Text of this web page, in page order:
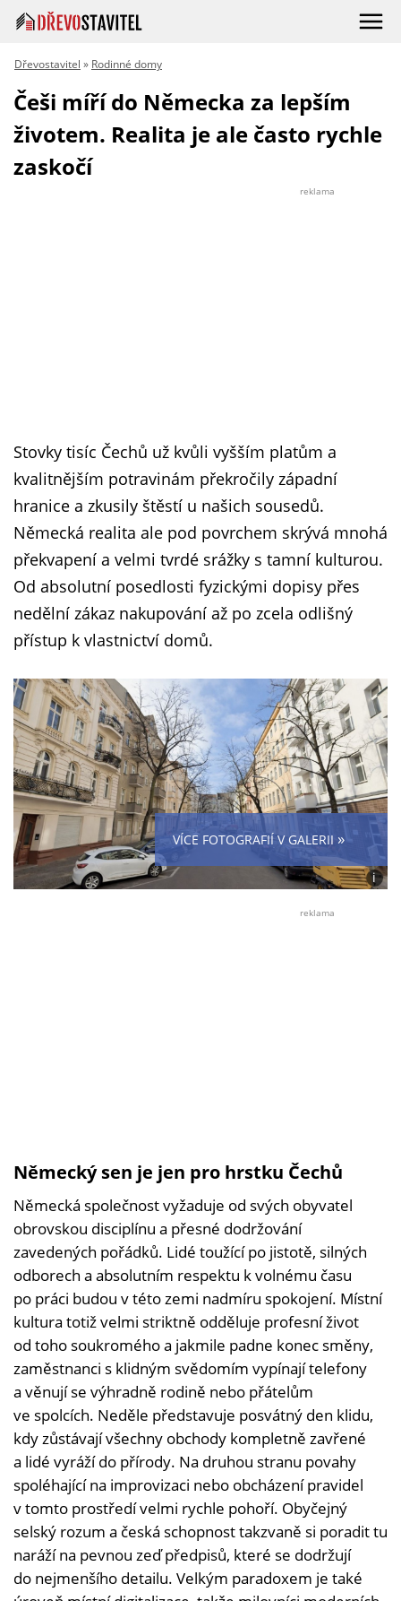
Dřevostavitel » Rodinné domy
Češi míří do Německa za lepším
životem. Realita je ale často rychle
zaskočí
reklama
Stovky tisíc Čechů už kvůli vyšším platům a
kvalitnějším potravinám překročily západní
hranice a zkusily štěstí u našich sousedů.
Německá realita ale pod povrchem skrývá mnohá
překvapení a velmi tvrdé srážky s tamní kulturou.
Od absolutní posedlosti fyzickými dopisy přes
nedělní zákaz nakupování až po zcela odlišný
přístup k vlastnictví domů.
VÍCE FOTOGRAFIÍ V GALERII »
i
Foto:
reklama
Německý sen je jen pro hrstku Čechů
Německá společnost vyžaduje od svých obyvatel
obrovskou disciplínu a přesné dodržování
zavedených pořádků. Lidé toužící po jistotě, silných
odborech a absolutním respektu k volnému času
po práci budou v této zemi nadmíru spokojení. Místní
kultura totiž velmi striktně odděluje profesní život
od toho soukromého a jakmile padne konec směny,
zaměstnanci s klidným svědomím vypínají telefony
a věnují se výhradně rodině nebo přátelům
ve spolcích. Neděle představuje posvátný den klidu,
kdy zůstávají všechny obchody kompletně zavřené
a lidé vyráží do přírody. Na druhou stranu povahy
spoléhající na improvizaci nebo obcházení pravidel
v tomto prostředí velmi rychle pohoří. Obyčejný
selský rozum a česká schopnost takzvaně si poradit tu
naráží na pevnou zeď předpisů, které se dodržují
do nejmenšího detailu. Velkým paradoxem je také